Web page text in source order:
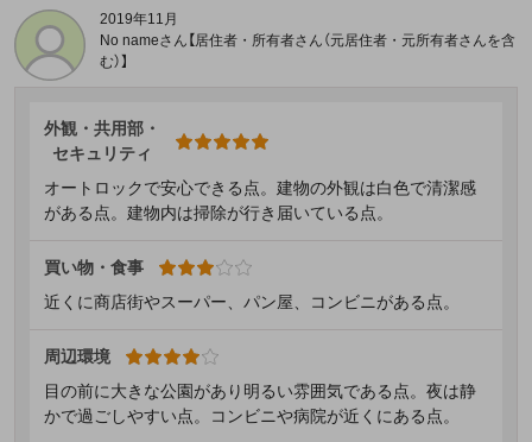
2019年11月
No nameさん【居住者・所有者さん（元居住者・元所有者さんを含
む）】
外観・共用部・
セキュリティ
オートロックで安心できる点。建物の外観は白色で清潔感
がある点。建物内は掃除が行き届いている点。
買い物・食事
近くに商店街やスーパー、パン屋、コンビニがある点。
周辺環境
目の前に大きな公園があり明るい雰囲気である点。夜は静
かで過ごしやすい点。コンビニや病院が近くにある点。